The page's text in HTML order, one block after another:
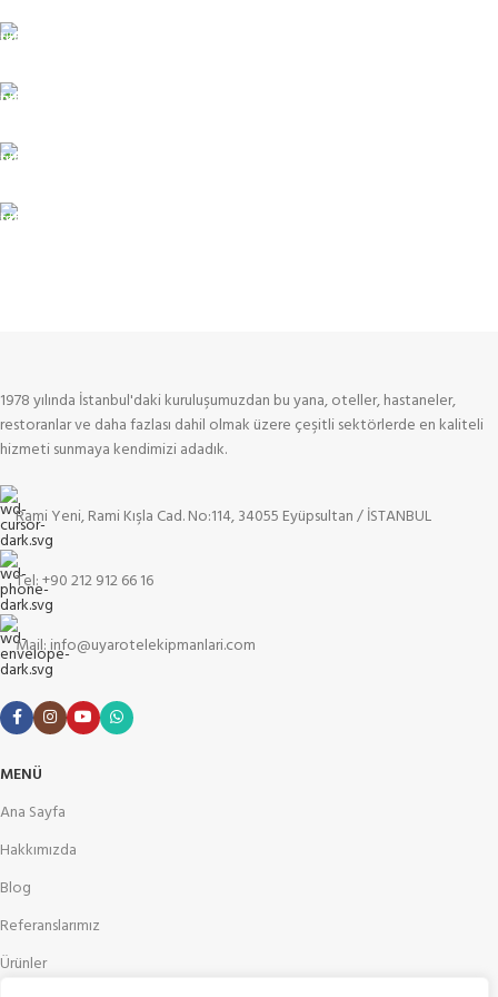
1978 yılında İstanbul'daki kuruluşumuzdan bu yana, oteller, hastaneler,
restoranlar ve daha fazlası dahil olmak üzere çeşitli sektörlerde en kaliteli
hizmeti sunmaya kendimizi adadık.
Rami Yeni, Rami Kışla Cad. No:114, 34055 Eyüpsultan / İSTANBUL
Tel: +90 212 912 66 16
Mail: info@uyarotelekipmanlari.com
MENÜ
Ana Sayfa
Hakkımızda
Blog
Referanslarımız
Ürünler